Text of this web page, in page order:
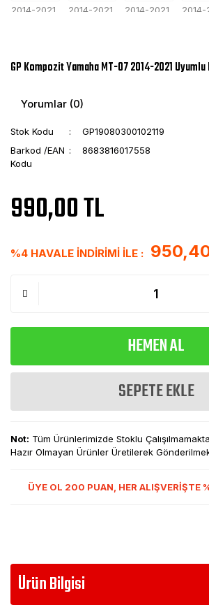
GP Kompozit Yamaha MT-07 2014-2021
Yorumlar (0)
Stok Kodu
GP19080300102119
Barkod /EAN
Kodu
8683816017558
990,00 TL
%4 HAVALE İNDİRİMİ İLE :
HEMEN AL
SEPETE EKLE
Not: Tüm Ürünlerimizde Stoklu
Hazır Olmayan Ürünler Üretilerek
ÜYE OL 200 PUAN, HER ALIŞVERİŞTE
Ürün Bilgisi